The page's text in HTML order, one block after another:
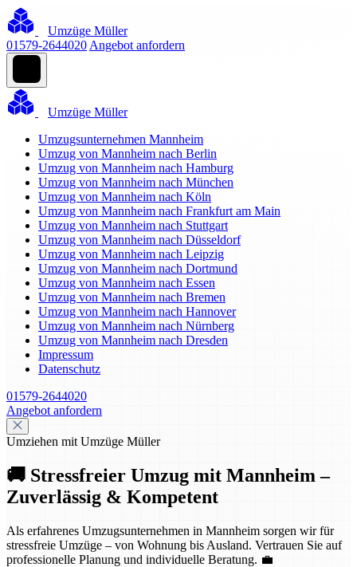
Umzüge Müller
01579-2644020 Angebot anfordern
Umzüge Müller
Umzugsunternehmen Mannheim
Umzug von Mannheim nach Berlin
Umzug von Mannheim nach Hamburg
Umzug von Mannheim nach München
Umzug von Mannheim nach Köln
Umzug von Mannheim nach Frankfurt am Main
Umzug von Mannheim nach Stuttgart
Umzug von Mannheim nach Düsseldorf
Umzug von Mannheim nach Leipzig
Umzug von Mannheim nach Dortmund
Umzug von Mannheim nach Essen
Umzug von Mannheim nach Bremen
Umzug von Mannheim nach Hannover
Umzug von Mannheim nach Nürnberg
Umzug von Mannheim nach Dresden
Impressum
Datenschutz
01579-2644020
Angebot anfordern
Umziehen mit Umzüge Müller
🚚 Stressfreier Umzug mit Mannheim –
Zuverlässig & Kompetent
Als erfahrenes Umzugsunternehmen in Mannheim sorgen wir für
stressfreie Umzüge – von Wohnung bis Ausland. Vertrauen Sie auf
professionelle Planung und individuelle Beratung. 💼